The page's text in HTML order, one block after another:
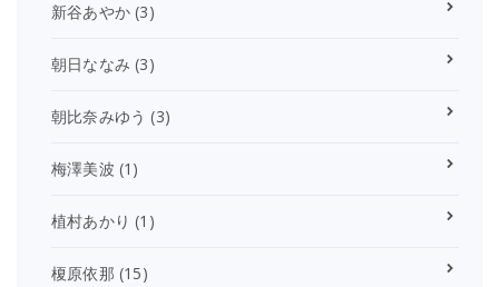
新谷あやか (3)
朝日ななみ (3)
朝比奈みゆう (3)
梅澤美波 (1)
植村あかり (1)
榎原依那 (15)